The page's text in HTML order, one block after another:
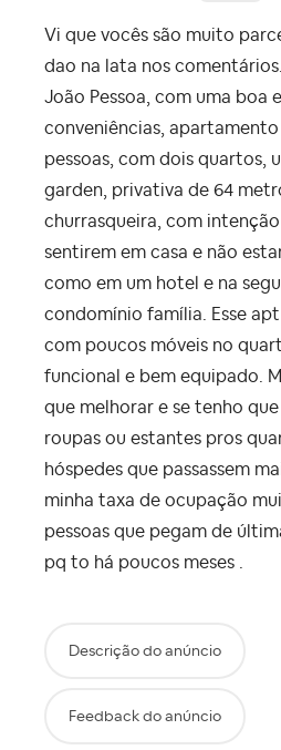
Vi que vocês são muito
dao na lata nos
João Pessoa, com uma boa
conveniências,
pessoas, com dois quartos,
garden, privativa de 64
churrasqueira, com intenção
sentirem em casa e não
como em um hotel e na
condomínio família. Esse
com poucos móveis no
funcional e bem equipado.
que melhorar e se tenho
roupas ou estantes pros
hóspedes que passassem
minha taxa de ocupação
pessoas que pegam de
pq to há poucos meses .
Descrição do anúncio
Feedback do anúncio